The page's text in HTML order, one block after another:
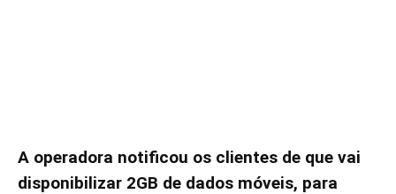
A operadora notificou os clientes de que vai
disponibilizar 2GB de dados móveis, para